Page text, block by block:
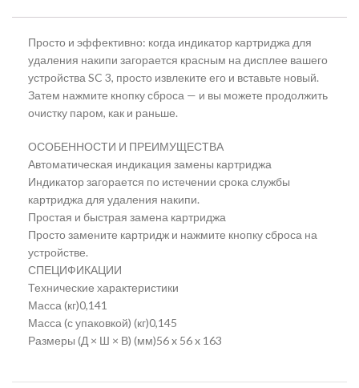
Просто и эффективно: когда индикатор картриджа для
удаления накипи загорается красным на дисплее вашего
устройства SC 3, просто извлеките его и вставьте новый.
Затем нажмите кнопку сброса — и вы можете продолжить
очистку паром, как и раньше.
ОСОБЕННОСТИ И ПРЕИМУЩЕСТВА
Автоматическая индикация замены картриджа
Индикатор загорается по истечении срока службы
картриджа для удаления накипи.
Простая и быстрая замена картриджа
Просто замените картридж и нажмите кнопку сброса на
устройстве.
СПЕЦИФИКАЦИИ
Технические характеристики
Масса (кг)0,141
Масса (с упаковкой) (кг)0,145
Размеры (Д × Ш × В) (мм)56 x 56 x 163